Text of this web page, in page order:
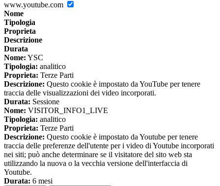
www.youtube.com
Nome
Tipologia
Proprieta
Descrizione
Durata
Nome: YSC
Tipologia: analitico
Proprieta: Terze Parti
Descrizione: Questo cookie è impostato da YouTube per tenere
traccia delle visualizzazioni dei video incorporati.
Durata: Sessione
Nome: VISITOR_INFO1_LIVE
Tipologia: analitico
Proprieta: Terze Parti
Descrizione: Questo cookie è impostato da Youtube per tenere
traccia delle preferenze dell'utente per i video di Youtube incorporati
nei siti; può anche determinare se il visitatore del sito web sta
utilizzando la nuova o la vecchia versione dell'interfaccia di
Youtube.
Durata: 6 mesi